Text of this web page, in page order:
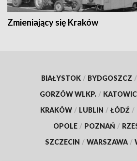
Zmieniający się Kraków
BIAŁYSTOK / BYDGOSZCZ /
GORZÓW WLKP. /
KRAKÓW / LUBLIN / ŁÓDŹ /
OPOLE / POZNAŃ /
SZCZECIN / WARSZAWA /